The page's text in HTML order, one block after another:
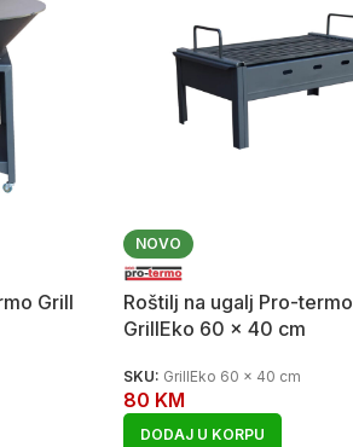
Grill
NOVO
Roštilj na ugalj Pro-termo
GrillEko 60 x 40 cm
SKU: GrillEko 60 x 40 cm
80 KM
DODAJ U KORPU